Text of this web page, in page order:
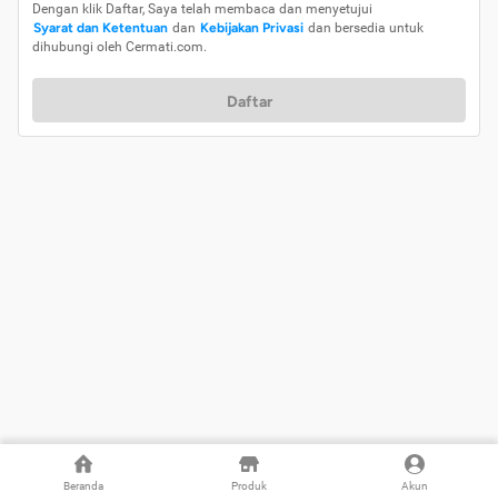
Beranda Produk Akun
Dengan klik Daftar, Saya telah membaca dan menyetujui
Syarat dan Ketentuan dan Kebijakan Privasi dan bersedia untuk
dihubungi oleh Cermati.com.
Daftar